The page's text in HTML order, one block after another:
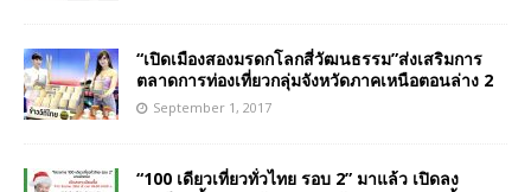
“เปิดเมืองสองมรดกโลกสี่วัฒนธรรม”ส่งเสริมการ
ตลาดการท่องเที่ยวกลุ่มจังหวัดภาคเหนือตอนล่าง 2
September 1, 2017
“100 เดียวเที่ยวทั่วไทย รอบ 2” มาแล้ว เปิดลง